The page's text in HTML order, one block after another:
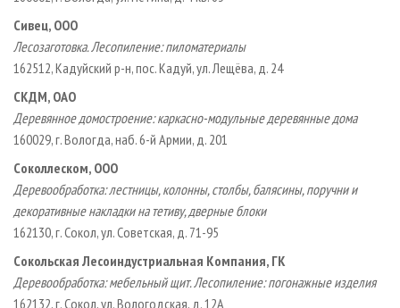
Сивец, ООО
Лесозаготовка. Лесопиление: пиломатериалы
162512, Кадуйский р­-н, пос. Кадуй, ул. Лещёва, д. 24
СКДМ, ОАО
Деревянное домостроение: каркасно­-модульные деревянные дома
160029, г. Вологда, наб. 6­-й Армии, д. 201
Соколлеском, ООО
Деревообработка: лестницы, колонны, столбы, балясины, поручни и
декоративные накладки на тетиву, дверные блоки
162130, г. Сокол, ул. Советская, д. 71­-95
Сокольская Лесоиндустриальная Компания, ГК
Деревообработка: мебельный щит. Лесопиление: погонажные изделия
162132, г. Сокол, ул. Вологодская, д. 12А